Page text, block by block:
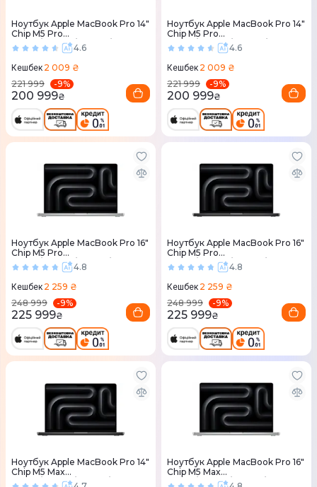
Ноутбук Apple MacBook Pro 14"
Chip M5 Pro
18CPU/20GPU/24RAM/2TB
Space Black (MGDT4) 2026
4.6
Кешбек 2 009 ₴
221 999
-9%
200 999₴
Ноутбук Apple MacBook Pro 14"
Chip M5 Pro
18CPU/20GPU/24RAM/2TB
Silver (MGDP4) 2026
4.6
Кешбек 2 009 ₴
221 999
-9%
200 999₴
Ноутбук Apple MacBook Pro 16"
Chip M5 Pro
18CPU/20GPU/48RAM/1TB
Silver (MGE64) 2026
4.8
Кешбек 2 259 ₴
248 999
-9%
225 999₴
Ноутбук Apple MacBook Pro 16"
Chip M5 Pro
18CPU/20GPU/48RAM/1TB
Space Black (MGEC4) 2026
4.8
Кешбек 2 259 ₴
248 999
-9%
225 999₴
Ноутбук Apple MacBook Pro 14"
Chip M5 Max
18CPU/32GPU/36RAM/2TB
Ноутбук Apple MacBook Pro 16"
Chip M5 Max
18CPU/32GPU/36RAM/2TB